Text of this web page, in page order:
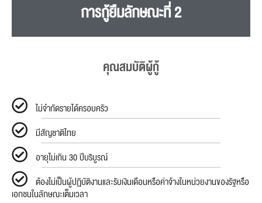
การกู้ยืมลักษณะที่ 2
คุณสมบัติผู้กู้
ไม่จำกัดรายได้ครอบครัว
มีสัญชาติไทย
อายุไม่เกิน 30 ปีบริบูรณ์
ต้องไม่เป็นผู้ปฏิบัติงานและรับเงินเดือนหรือค่าจ้างในหน่วยงานของรัฐหรือ
เอกชนในลักษณะเต็มเวลา